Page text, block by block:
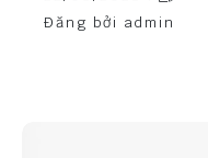
Đăng bởi admin